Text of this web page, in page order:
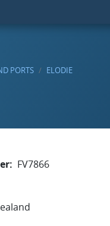
PORTS ELODIE
FV7866